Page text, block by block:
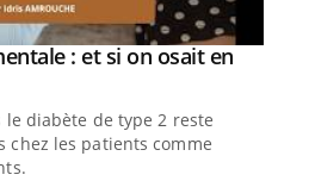
: et si on osait en
diabète de type 2 reste
chez les patients comme